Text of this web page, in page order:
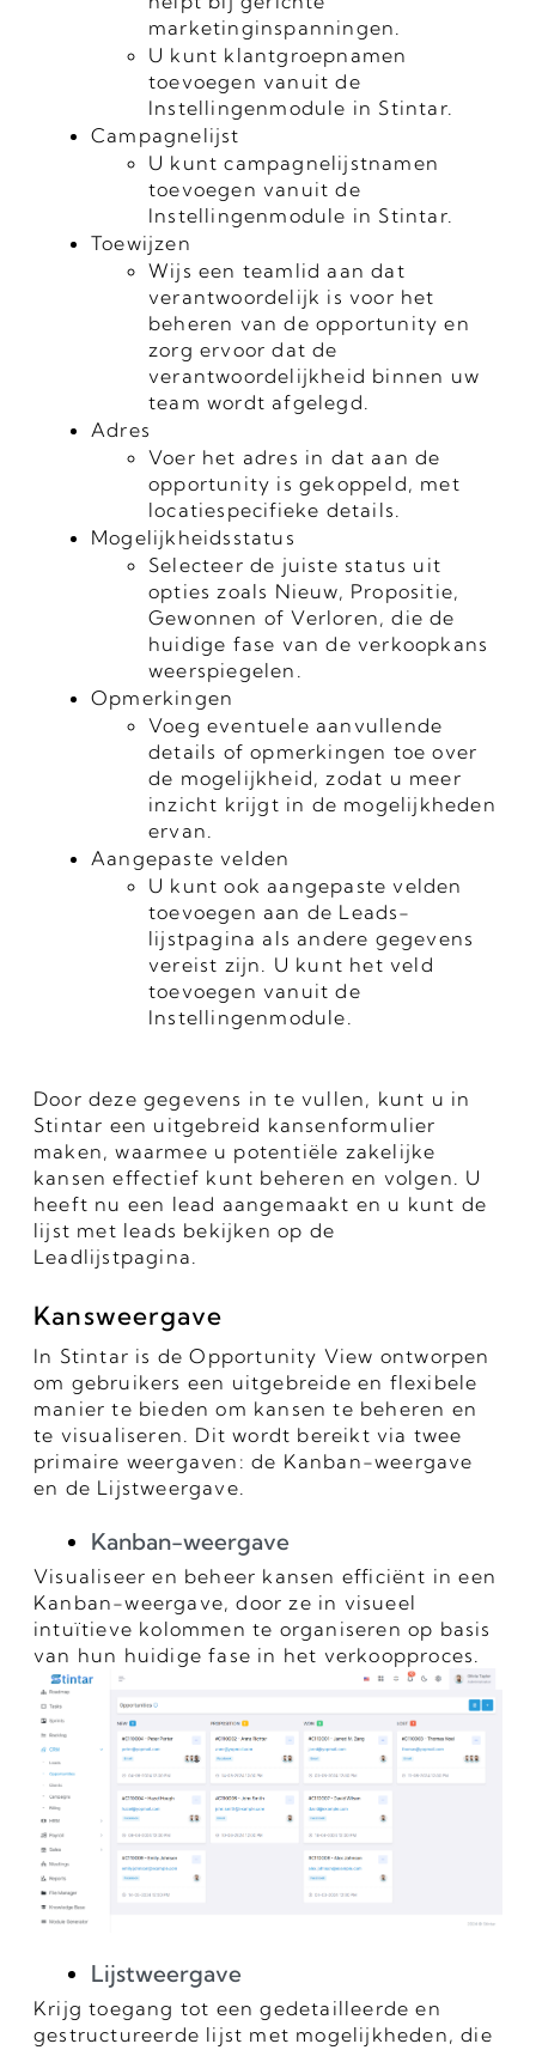
marketinginspanningen.
U kunt klantgroepnamen
toevoegen vanuit de
Instellingenmodule in Stintar.
Campagnelijst
U kunt campagnelijstnamen
toevoegen vanuit de
Instellingenmodule in Stintar.
Toewijzen
Wijs een teamlid aan dat
verantwoordelijk is voor het
beheren van de opportunity en
zorg ervoor dat de
verantwoordelijkheid binnen uw
team wordt afgelegd.
Adres
Voer het adres in dat aan de
opportunity is gekoppeld, met
locatiespecifieke details.
Mogelijkheidsstatus
Selecteer de juiste status uit
opties zoals Nieuw, Propositie,
Gewonnen of Verloren, die de
huidige fase van de verkoopkans
weerspiegelen.
Opmerkingen
Voeg eventuele aanvullende
details of opmerkingen toe over
de mogelijkheid, zodat u meer
inzicht krijgt in de mogelijkheden
ervan.
Aangepaste velden
U kunt ook aangepaste velden
toevoegen aan de Leads-
lijstpagina als andere gegevens
vereist zijn. U kunt het veld
toevoegen vanuit de
Instellingenmodule.
Door deze gegevens in te vullen, kunt u in
Stintar een uitgebreid kansenformulier
maken, waarmee u potentiële zakelijke
kansen effectief kunt beheren en volgen. U
heeft nu een lead aangemaakt en u kunt de
lijst met leads bekijken op de
Leadlijstpagina.
Kansweergave
In Stintar is de Opportunity View ontworpen
om gebruikers een uitgebreide en flexibele
manier te bieden om kansen te beheren en
te visualiseren. Dit wordt bereikt via twee
primaire weergaven: de Kanban-weergave
en de Lijstweergave.
Kanban-weergave
Visualiseer en beheer kansen efficiënt in een
Kanban-weergave, door ze in visueel
intuïtieve kolommen te organiseren op basis
van hun huidige fase in het verkoopproces.
Lijstweergave
Krijg toegang tot een gedetailleerde en
gestructureerde lijst met mogelijkheden, die